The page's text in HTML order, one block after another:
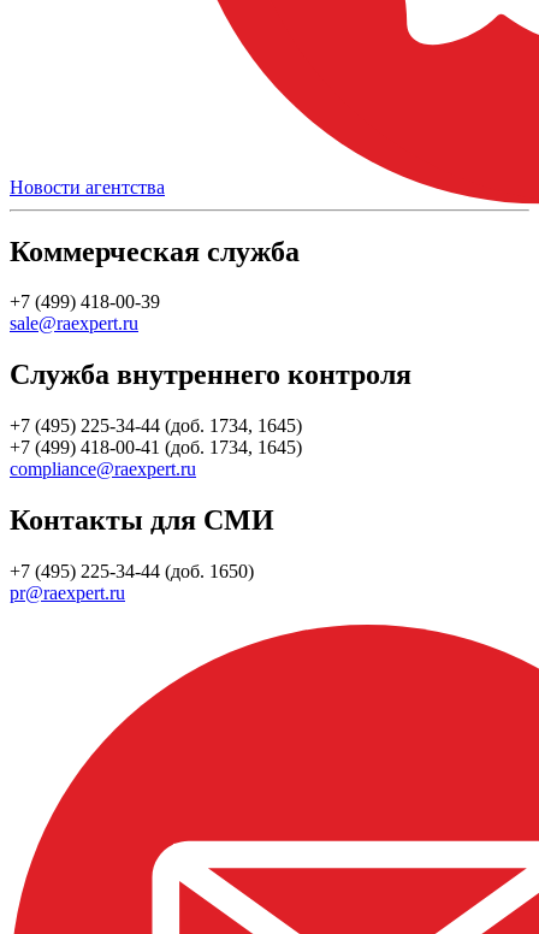
Новости агентства
Коммерческая служба
+7 (499) 418-00-39
sale@raexpert.ru
Служба внутреннего контроля
+7 (495) 225-34-44 (доб. 1734, 1645)
+7 (499) 418-00-41 (доб. 1734, 1645)
compliance@raexpert.ru
Контакты для СМИ
+7 (495) 225-34-44 (доб. 1650)
pr@raexpert.ru